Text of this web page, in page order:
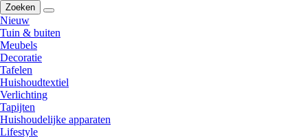
Zoeken
Nieuw
Tuin & buiten
Meubels
Decoratie
Tafelen
Huishoudtextiel
Verlichting
Tapijten
Huishoudelijke apparaten
Lifestyle